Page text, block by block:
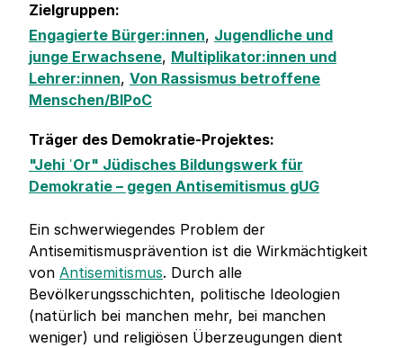
Zielgruppen:
Engagierte Bürger:innen, Jugendliche und
junge Erwachsene, Multiplikator:innen und
Lehrer:innen, Von Rassismus betroffene
Menschen/BIPoC
Träger des Demokratie-Projektes:
"Jehi ˈOr" Jüdisches Bildungswerk für
Demokratie – gegen Antisemitismus gUG
Ein schwerwiegendes Problem der
Antisemitismusprävention ist die Wirkmächtigkeit
von Antisemitismus. Durch alle
Bevölkerungsschichten, politische Ideologien
(natürlich bei manchen mehr, bei manchen
weniger) und religiösen Überzeugungen dient